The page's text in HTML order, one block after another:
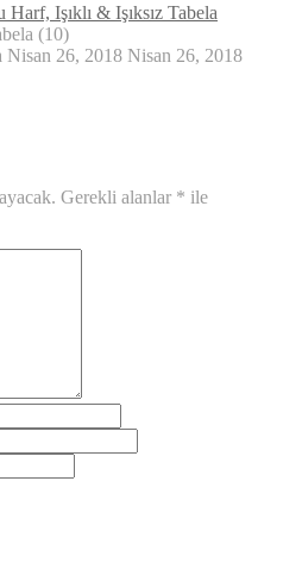
Işıklı & Işıksız Tabela
(10)
Nisan 26, 2018 Nisan 26, 2018
Gerekli alanlar * ile